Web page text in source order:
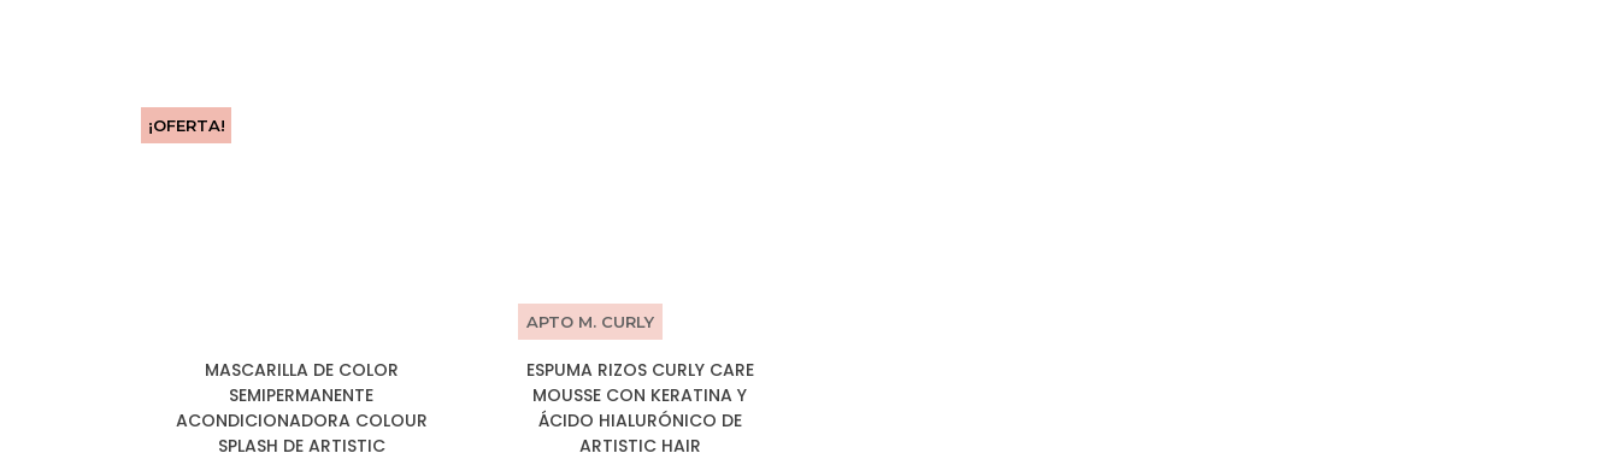
¡OFERTA!
MASCARILLA DE COLOR
SEMIPERMANENTE
ACONDICIONADORA COLOUR
SPLASH DE ARTISTIC
APTO M. CURLY
ESPUMA RIZOS CURLY CARE
MOUSSE CON KERATINA Y
ÁCIDO HIALURÓNICO DE
ARTISTIC HAIR